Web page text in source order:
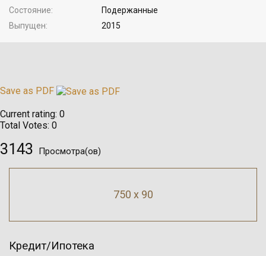
Состояние
Подержанные
Выпущен
2015
Save as PDF
Current rating: 0
Total Votes: 0
3143 Просмотра(ов)
750 x 90
Кредит/Ипотека